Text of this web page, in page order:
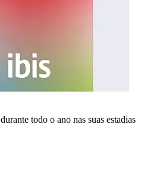
durante todo o ano nas suas estadias